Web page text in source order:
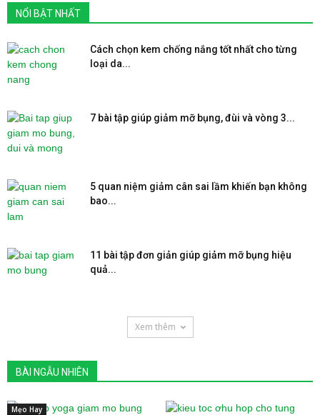
NỔI BẬT NHẤT
Cách chọn kem chống nắng tốt nhất cho từng
loại da...
7 bài tập giúp giảm mỡ bụng, đùi và vòng 3...
5 quan niệm giảm cân sai lầm khiến bạn không
bao...
11 bài tập đơn giản giúp giảm mỡ bụng hiệu
quả...
Xem thêm
BÀI NGẪU NHIÊN
Mẹo Hay